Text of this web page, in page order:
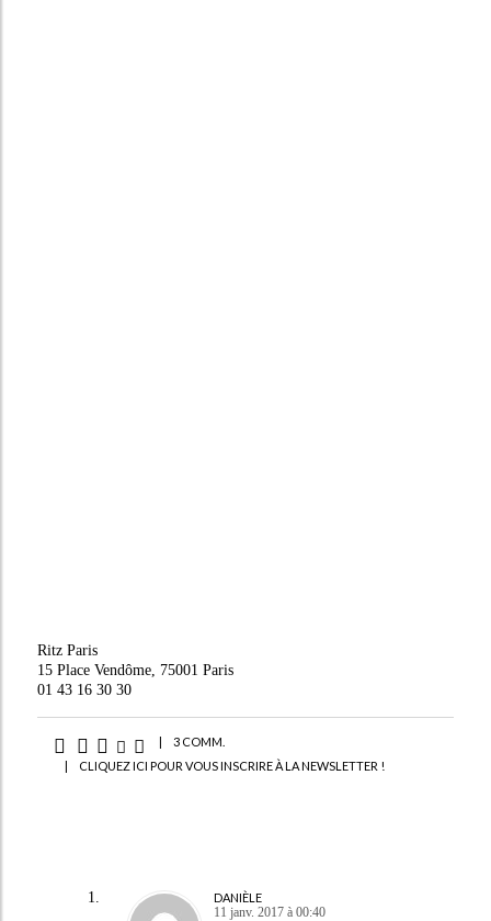
Ritz Paris
15 Place Vendôme, 75001 Paris
01 43 16 30 30
|
3 COMM.
|
CLIQUEZ ICI POUR VOUS INSCRIRE À LA NEWSLETTER !
DANIÈLE
11 janv. 2017 à 00:40